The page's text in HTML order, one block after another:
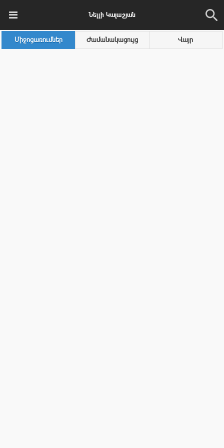
Նելլի Կալաշյան
Միջոցառումներ Ժամանակացույց Վայր